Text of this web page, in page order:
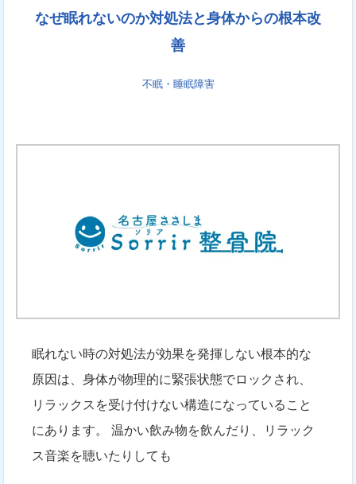
なぜ眠れないのか対処法と身体からの根本改
善
不眠・睡眠障害
眠れない時の対処法が効果を発揮しない根本的な
原因は、身体が物理的に緊張状態でロックされ、
リラックスを受け付けない構造になっていること
にあります。 温かい飲み物を飲んだり、リラック
ス音楽を聴いたりしても